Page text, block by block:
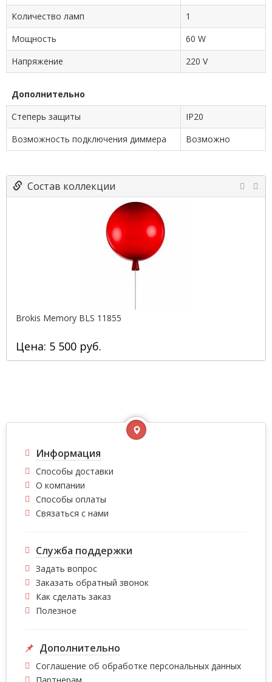
Количество ламп
1
Мощность
60 W
Напряжение
220 V
Дополнительно
Степерь защиты
IP20
Возможность подключения диммера
Возможно
Состав коллекции
Brokis Memory BLS 11855
Цена: 5 500 руб.
Информация
Способы доставки
О компании
Способы оплаты
Связаться с нами
Служба поддержки
Задать вопрос
Заказать обратный звонок
Как сделать заказ
Полезное
Дополнительно
Соглашение об обработке персональных данных